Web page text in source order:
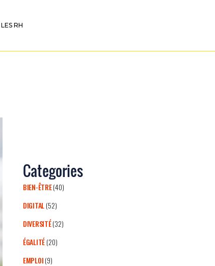
RH
Categories
BIEN-ÊTRE(40)
DIGITAL(52)
DIVERSITÉ(32)
ÉGALITÉ(20)
EMPLOI(9)